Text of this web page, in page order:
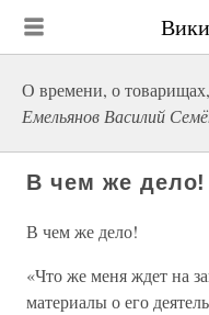
О времени, о
Емельянов Василий
В чем же дело!
В чем же дело!
«Что же меня ждет на
материалы о его